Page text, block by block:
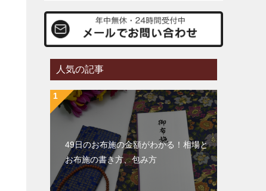
人気の記事
49日のお布施の金額がわかる！相場と
お布施の書き方、包み方